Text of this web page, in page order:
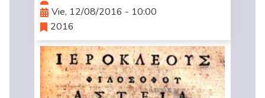
Vie, 12/08/2016 - 10:00
2016